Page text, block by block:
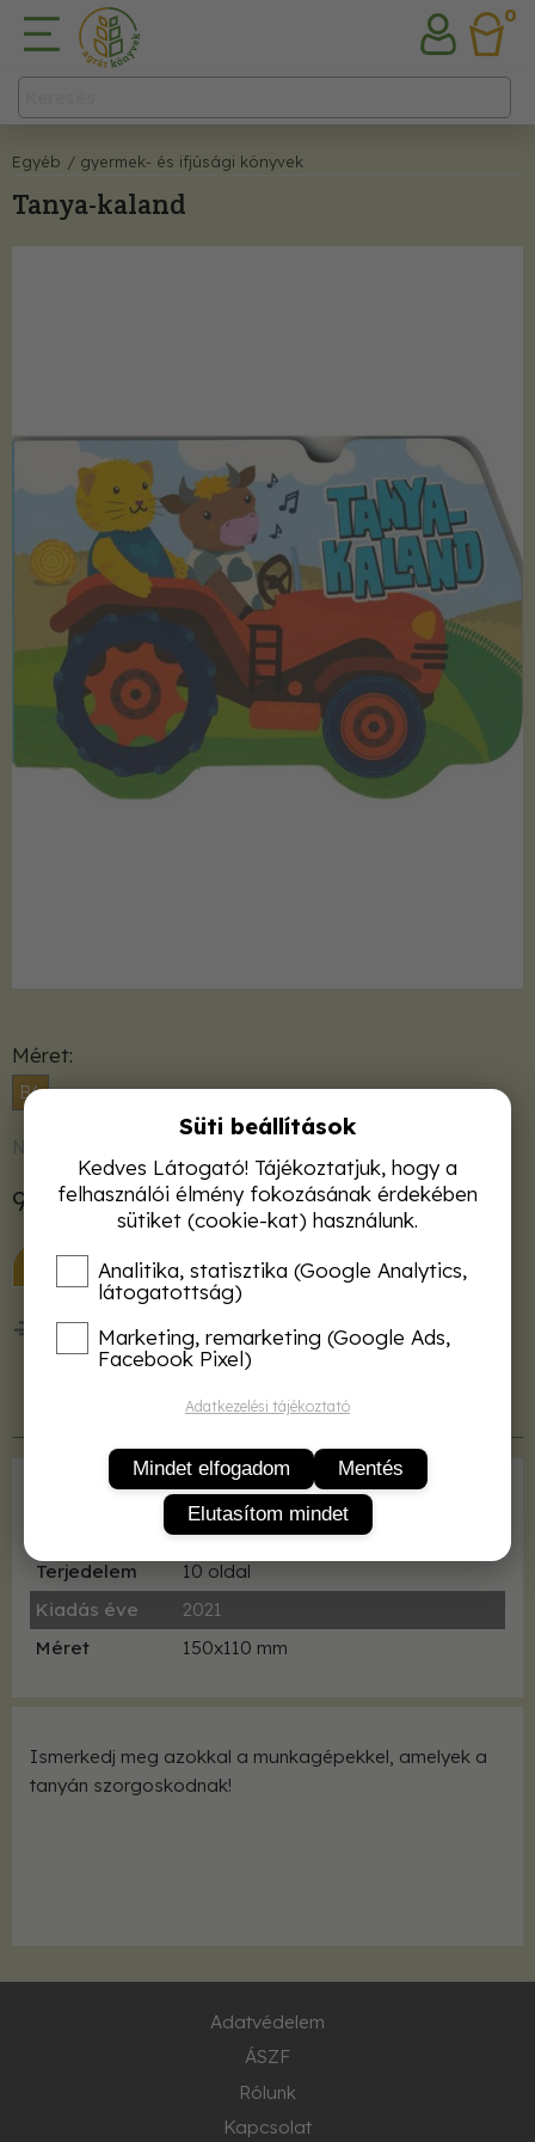
0
Egyéb / gyermek- és ifjúsági könyvek
Tanya-kaland
Méret
B6
Nincs raktáron
990 Ft
KOSÁRBA
50 000 Ft felett ingyenes kiszállítás!
Termékleírás
Design Solutions Consulting Kft.
9786069520161
Terjedelem
10 oldal
Kiadás éve
2021
Méret
150x110 mm
Ismerkedj meg azokkal a munkagépekkel, amelyek a
tanyán szorgoskodnak!
Adatvédelem
ÁSZF
Rólunk
Kapcsolat
Süti beállítások
Kedves Látogató! Tájékoztatjuk, hogy a
felhasználói élmény fokozásának érdekében
sütiket (cookie-kat) használunk.
Analitika, statisztika (Google Analytics,
látogatottság)
Marketing, remarketing (Google Ads,
Facebook Pixel)
Adatkezelési tájékoztató
Mindet elfogadom
Mentés
Elutasítom mindet